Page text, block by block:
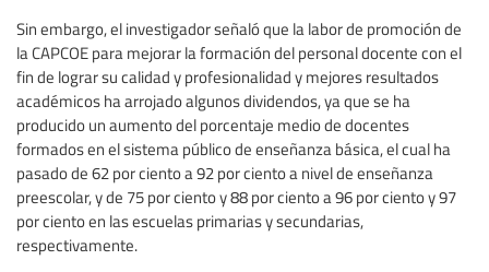
Sin embargo, el investigador señaló que la labor de promoción de
la CAPCOE para mejorar la formación del personal docente con el
fin de lograr su calidad y profesionalidad y mejores resultados
académicos ha arrojado algunos dividendos, ya que se ha
producido un aumento del porcentaje medio de docentes
formados en el sistema público de enseñanza básica, el cual ha
pasado de 62 por ciento a 92 por ciento a nivel de enseñanza
preescolar, y de 75 por ciento y 88 por ciento a 96 por ciento y 97
por ciento en las escuelas primarias y secundarias,
respectivamente.